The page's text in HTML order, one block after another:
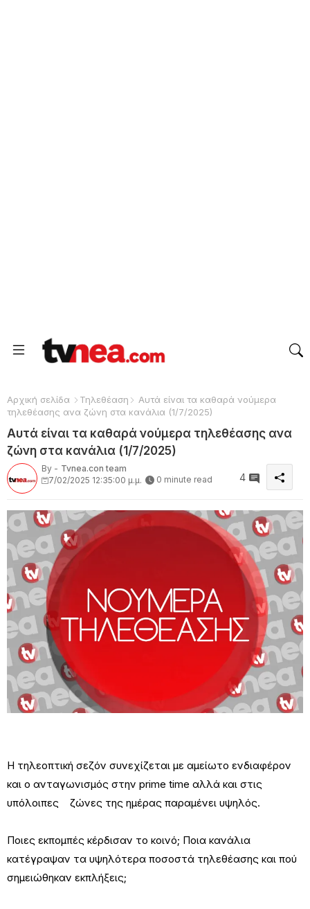
Αρχική σελίδα Τηλεθέαση
Αυτά είναι τα καθαρά νούμερα
τηλεθέασης ανα ζώνη στα κανάλια (1/7/2025)
Αυτά είναι τα καθαρά νούμερα τηλεθέασης ανα
ζώνη στα κανάλια (1/7/2025)
By - Tvnea.con team
7/02/2025 12:35:00 μ.μ.
0 minute read 4
Η τηλεοπτική σεζόν συνεχίζεται με αμείωτο ενδιαφέρον
και ο ανταγωνισμός στην prime time αλλά και στις
υπόλοιπες ζώνες της ημέρας παραμένει υψηλός.
Ποιες εκπομπές κέρδισαν το κοινό; Ποια κανάλια
κατέγραψαν τα υψηλότερα ποσοστά τηλεθέασης και πού
σημειώθηκαν εκπλήξεις;